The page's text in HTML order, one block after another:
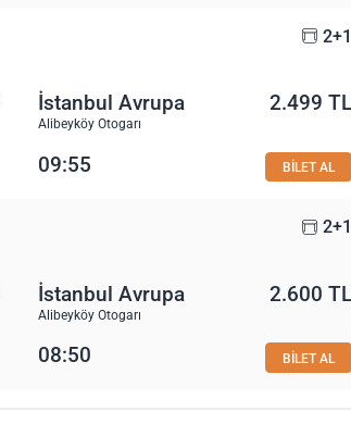
2+1
İstanbul Avrupa
Alibeyköy Otogarı
2.499 TL
09:55 BİLET AL
2+1
İstanbul Avrupa
Alibeyköy Otogarı
2.600 TL
08:50 BİLET AL